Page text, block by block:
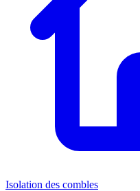
Isolation des combles